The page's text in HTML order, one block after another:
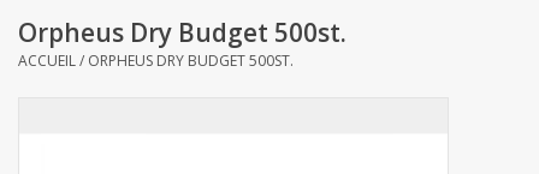
Biscuits pour le café
Orpheus Dry Budget 500st.
ACCUEIL/ ORPHEUS DRY BUDGET 500ST.